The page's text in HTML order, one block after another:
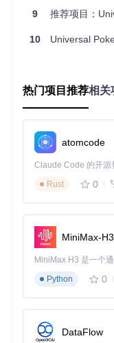
进行相关设置后
高级功能解析
当你想一次性随机化
派上用场。在src/
配置，你可以高效处
自定义命名系统
工具支持自定义宝
bomstew/
行修改，打造属于
化。
实用技巧与常见
实用技巧
如野生宝可梦和
配置保存：将自己
时直接加载，无需
常见问题
Java环境问题：
9 推荐项目：
10 Universal Pokemon
热门项目推荐相关
atomcode
Rust
0
MiniMax-H3
Python
0
DataFlow